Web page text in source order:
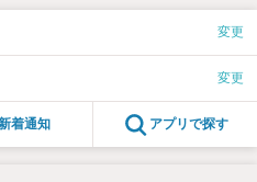
変更
変更
着通知 アプリで探す